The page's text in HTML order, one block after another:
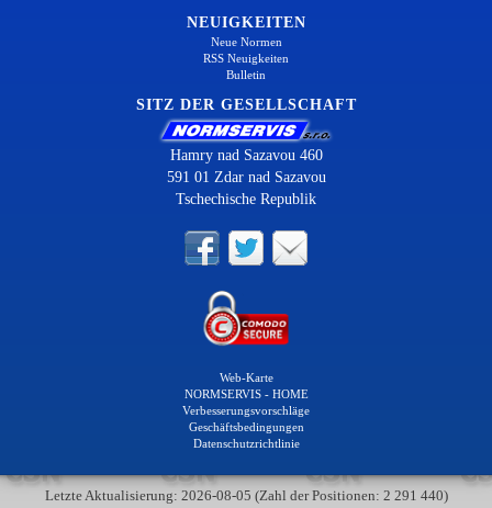
NEUIGKEITEN
Neue Normen
RSS Neuigkeiten
Bulletin
SITZ DER GESELLSCHAFT
Hamry nad Sazavou 460
591 01 Zdar nad Sazavou
Tschechische Republik
Web-Karte
NORMSERVIS - HOME
Verbesserungsvorschläge
Geschäftsbedingungen
Datenschutzrichtlinie
Letzte Aktualisierung: 2026-08-05 (Zahl der Positionen: 2 291 440)